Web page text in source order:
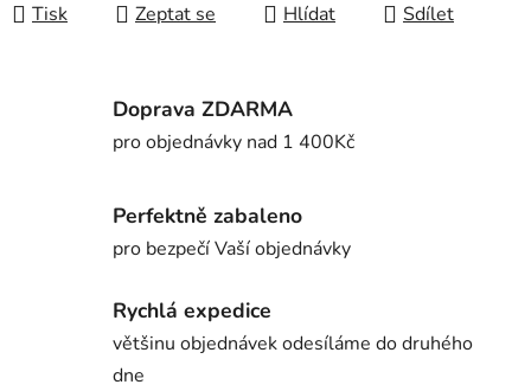
Tisk Zeptat se Hlídat Sdílet
Doprava ZDARMA
pro objednávky nad 1 400Kč
Perfektně zabaleno
pro bezpečí Vaší objednávky
Rychlá expedice
většinu objednávek odesíláme do druhého
dne